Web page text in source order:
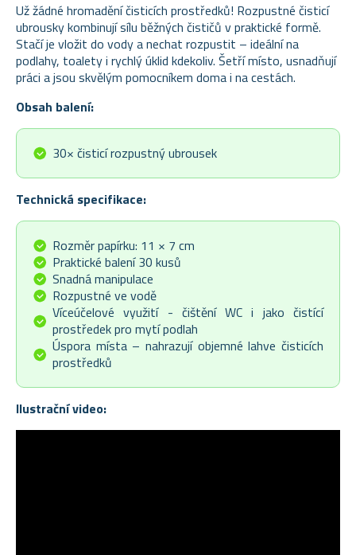
Už žádné hromadění čisticích prostředků! Rozpustné čisticí
ubrousky kombinují sílu běžných čističů v praktické formě.
Stačí je vložit do vody a nechat rozpustit – ideální na
podlahy, toalety i rychlý úklid kdekoliv. Šetří místo, usnadňují
práci a jsou skvělým pomocníkem doma i na cestách.
Obsah balení:
30× čisticí rozpustný ubrousek
Technická specifikace:
Rozměr papírku: 11 × 7 cm
Praktické balení 30 kusů
Snadná manipulace
Rozpustné ve vodě
Víceúčelové využití - čištění WC i jako čistící
prostředek pro mytí podlah
Úspora místa – nahrazují objemné lahve čisticích
prostředků
Ilustrační video: